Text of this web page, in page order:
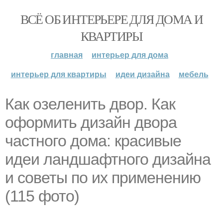
ВСЁ ОБ ИНТЕРЬЕРЕ ДЛЯ ДОМА И
КВАРТИРЫ
главная
интерьер для дома
интерьер для квартиры
идеи дизайна мебель
Как озеленить двор. Как
оформить дизайн двора
частного дома: красивые
идеи ландшафтного дизайна
и советы по их применению
(115 фото)